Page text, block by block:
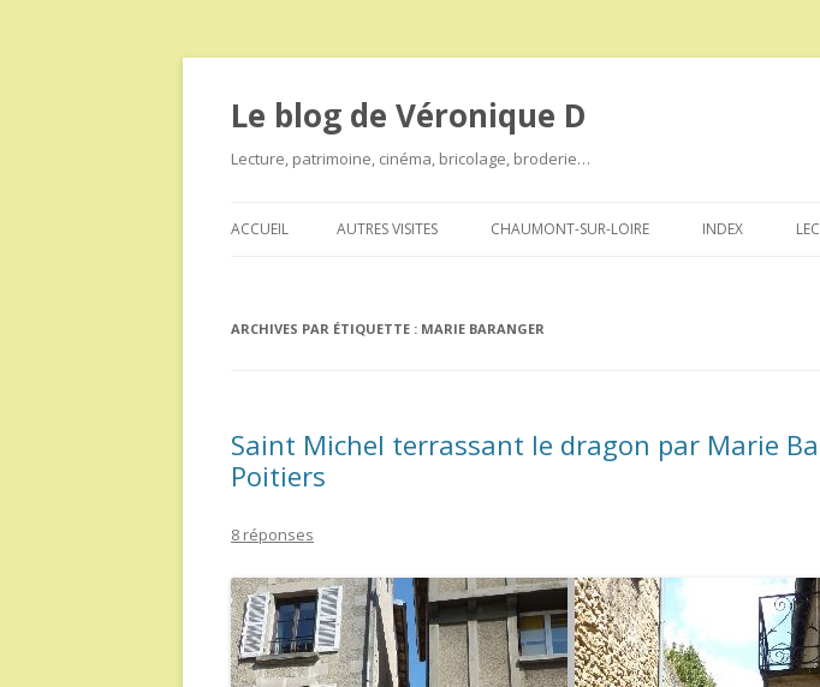
Le blog de Véronique D
Lecture, patrimoine, cinéma, bricolage, broderie…
ACCUEIL AUTRES VISITES CHAUMONT-SUR-LOIRE INDEX
ARCHIVES PAR ÉTIQUETTE : MARIE BARANGER
Saint Michel terrassant le dragon par Marie
Poitiers
8 réponses